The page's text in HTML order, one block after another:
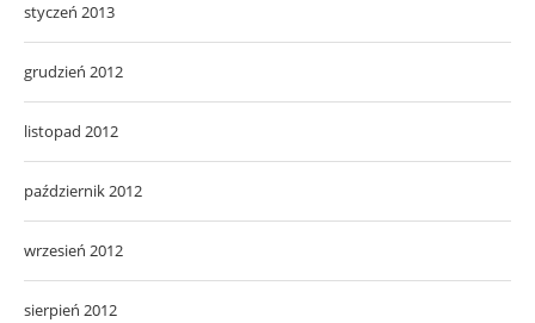
styczeń 2013
grudzień 2012
listopad 2012
październik 2012
wrzesień 2012
sierpień 2012